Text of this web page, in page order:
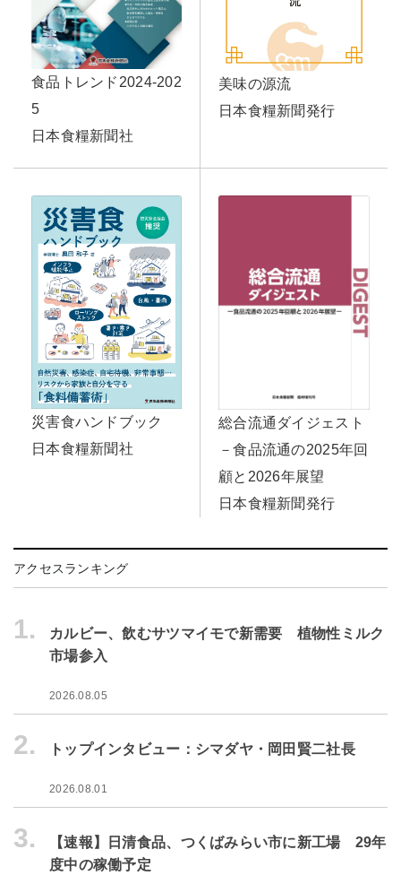
食品トレンド2024-202
5
日本食糧新聞社
美味の源流
日本食糧新聞発行
災害食ハンドブック
日本食糧新聞社
総合流通ダイジェスト
－食品流通の2025年回
顧と2026年展望
日本食糧新聞発行
アクセスランキング
1.
カルビー、飲むサツマイモで新需要 植物性ミルク
市場参入
2026.08.05
2. トップインタビュー：シマダヤ・岡田賢二社長
2026.08.01
3.
【速報】日清食品、つくばみらい市に新工場 29年
度中の稼働予定